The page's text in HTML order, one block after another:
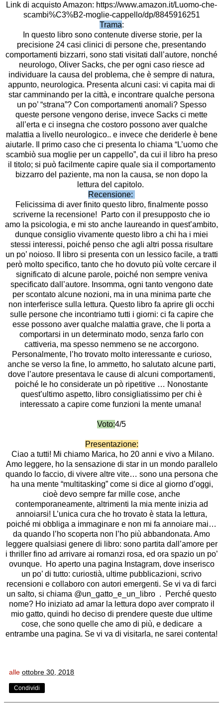
Link di acquisto Amazon: https://www.amazon.it/Luomo-che-
scambi%C3%B2-moglie-cappello/dp/8845916251
Trama:
In questo libro sono contenute diverse storie, per la
precisione 24 casi clinici di persone che, presentando
comportamenti bizzarri, sono stati visitati dall’autore, nonché
neurologo, Oliver Sacks, che per ogni caso riesce ad
individuare la causa del problema, che è sempre di natura,
appunto, neurologica. Presenta alcuni casi: vi capita mai di
star camminando per la città, e incontrare qualche persona
un po’ “strana”? Con comportamenti anomali? Spesso
queste persone vengono derise, invece Sacks ci mette
all’erta e ci insegna che costoro possono aver qualche
malattia a livello neurologico.. e invece che deriderle è bene
aiutarle. Il primo caso che ci presenta lo chiama “L’uomo che
scambiò sua moglie per un cappello”, da cui il libro ha preso
il titolo; si può facilmente capire quale sia il comportamento
bizzarro del paziente, ma non la causa, se non dopo la
lettura del capitolo.
Recensione:
Felicissima di aver finito questo libro, finalmente posso
scriverne la recensione! Parto con il presupposto che io
amo la psicologia, e mi sto anche laureando in quest’ambito,
dunque consiglio vivamente questo libro a chi ha i miei
stessi interessi, poiché penso che agli altri possa risultare
un po’ noioso. Il libro si presenta con un lessico facile, a tratti
però molto specifico, tanto che ho dovuto più volte cercare il
significato di alcune parole, poiché non sempre veniva
specificato dall’autore. Insomma, ogni tanto vengono date
per scontato alcune nozioni, ma in una minima parte che
non interferisce sulla lettura. Questo libro fa aprire gli occhi
sulle persone che incontriamo tutti i giorni: ci fa capire che
esse possono aver qualche malattia grave, che li porta a
comportarsi in un determinato modo, senza farlo con
cattiveria, ma spesso nemmeno se ne accorgono.
Personalmente, l’ho trovato molto interessante e curioso,
anche se verso la fine, lo ammetto, ho salutato alcune parti,
dove l’autore presentava le cause di alcuni comportamenti,
poiché le ho considerate un pò ripetitive … Nonostante
quest’ultimo aspetto, libro consigliatissimo per chi è
interessato a capire come funzioni la mente umana!
Voto:4/5
Presentazione:
Ciao a tutti! Mi chiamo Marica, ho 20 anni e vivo a Milano.
Amo leggere, ho la sensazione di star in un mondo parallelo
quando lo faccio, di vivere altre vite… sono una persona che
ha una mente “multitasking” come si dice al giorno d’oggi,
cioè devo sempre far mille cose, anche
contemporaneamente, altrimenti la mia mente inizia ad
annoiarsi! L’unica cura che ho trovato è stata la lettura,
poiché mi obbliga a immaginare e non mi fa annoiare mai…
da quando l’ho scoperta non l’ho più abbandonata. Amo
leggere qualsiasi genere di libro: sono partita dall’amore per
i thriller fino ad arrivare ai romanzi rosa, ed ora spazio un po’
ovunque. Ho aperto una pagina Instagram, dove inserisco
un po’ di tutto: curiostià, ultime pubblicazioni, scrivo
recensioni e collaboro con autori emergenti. Se vi va di farci
un salto, si chiama @un_gatto_e_un_libro . Perché questo
nome? Ho iniziato ad amar la lettura dopo aver comprato il
mio gatto, quindi ho deciso di prendere queste due ultime
cose, che sono quelle che amo di più, e dedicare a
entrambe una pagina. Se vi va di visitarla, ne sarei contenta!
alle ottobre 30, 2018
Condividi